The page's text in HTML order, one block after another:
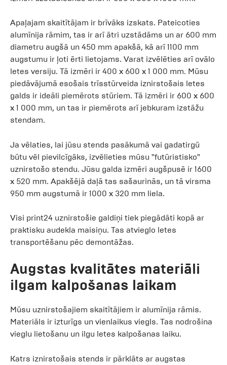
Apaļajam skaitītājam ir brīvāks izskats. Pateicoties
alumīnija rāmim, tas ir arī ātri uzstādāms un ar 600 mm
diametru augšā un 450 mm apakšā, kā arī 1100 mm
augstumu ir ļoti ērti lietojams. Varat izvēlēties arī ovālo
letes versiju. Tā izmēri ir 400 x 600 x 1 000 mm. Mūsu
piedāvājumā esošais trīsstūrveida iznirstošais letes
galds ir ideāli piemērots stūriem. Tā izmēri ir 600 x 600
x 1 000 mm, un tas ir piemērots arī jebkuram izstāžu
stendam.
Ja vēlaties, lai jūsu stends pasākumā vai gadatirgū
būtu vēl pievilcīgāks, izvēlieties mūsu "futūristisko"
uznirstošo stendu. Jūsu galda izmēri augšpusē ir 1600
x 520 mm. Apakšējā daļā tas sašaurinās, un tā virsma
950 mm augstumā ir 1000 x 320 mm liela.
Visi print24 uznirstošie galdiņi tiek piegādāti kopā ar
praktisku audekla maisiņu. Tas atvieglo letes
transportēšanu pēc demontāžas.
Augstas kvalitātes materiāli
ilgam kalpošanas laikam
Mūsu uznirstošajiem skaitītājiem ir alumīnija rāmis.
Materiāls ir izturīgs un vienlaikus viegls. Tas nodrošina
vieglu lietošanu un ilgu letes kalpošanas laiku.
Katrs iznirstošais stends ir pārklāts ar augstas